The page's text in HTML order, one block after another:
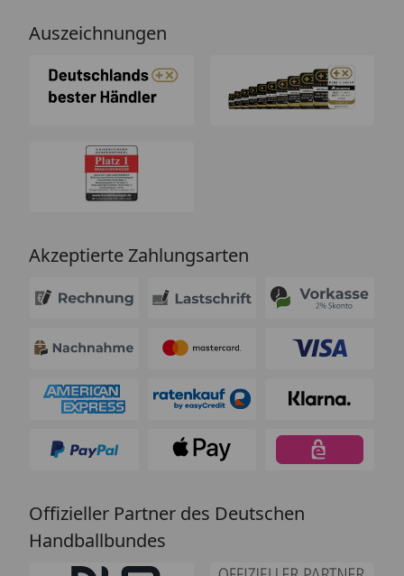
Auszeichnungen
Akzeptierte Zahlungsarten
Offizieller Partner des Deutschen
Handballbundes